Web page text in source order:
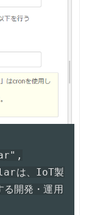
は、IoT製
る開発・運用